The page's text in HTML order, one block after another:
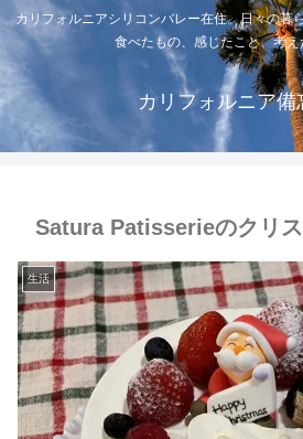
カリフォルニアシリコンバレー在住。日々の暮
食べたもの、感じたこと、考え
カリフォルニア備
Satura Patisserieのクリ
生活